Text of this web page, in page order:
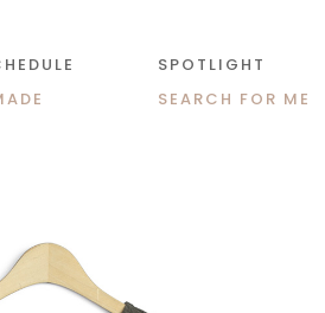
SPOTLIGHT
SEARCH FOR ME